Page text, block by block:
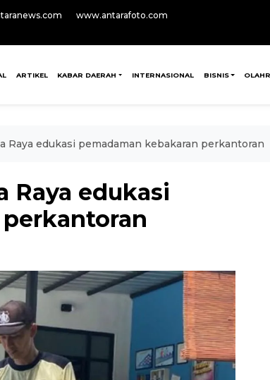
www.antarafoto.com
ARTIKEL KABAR DAERAH INTERNASIONAL BISNIS
Raya edukasi pemadaman kebakaran perkantoran
Raya edukasi